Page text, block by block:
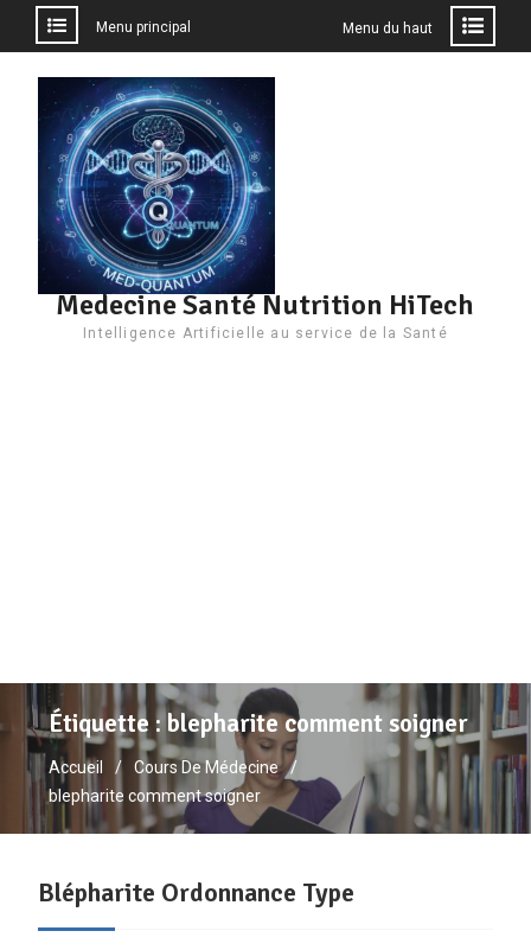
contenu
Menu principal Menu du haut
Medecine Santé Nutrition HiTech
Intelligence Artificielle au service de la Santé
Étiquette : blepharite comment soigner
Accueil
Cours De Médecine
blepharite comment soigner
Blépharite Ordonnance Type